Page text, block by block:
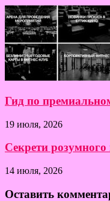
Гид по
19 июля, 2026
Секрети розумного
14 июля, 2026
Оставить